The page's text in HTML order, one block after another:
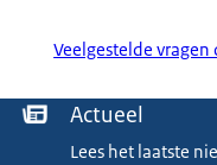
Veelgestelde
Menu Actueel
Lees het laatste